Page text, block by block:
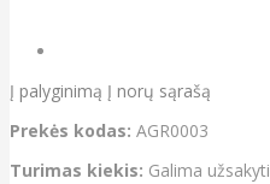
Į palyginimą Į norų sąrašą
Prekės kodas: AGR0003
Turimas kiekis: Galima užsakyti